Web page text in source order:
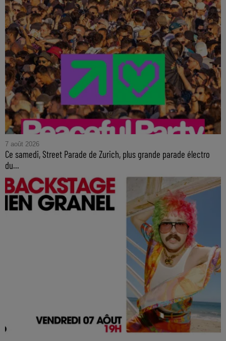
7 août 2026
Ce samedi, Street Parade de Zurich, plus grande parade électro
du...